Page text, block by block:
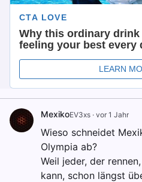
MexikoEV3xs · vor 1 Jahr
Wieso schneidet
Olympia ab?
Weil jeder, der
kann, schon längst